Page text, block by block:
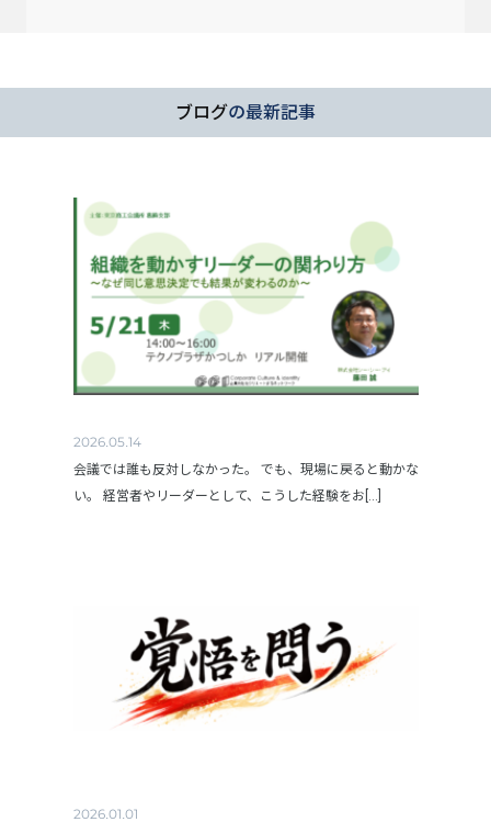
ブログの最新記事
2026.05.14
会議では誰も反対しなかった。 でも、現場に戻ると動かな
い。 経営者やリーダーとして、こうした経験をお[...]
2026.01.01